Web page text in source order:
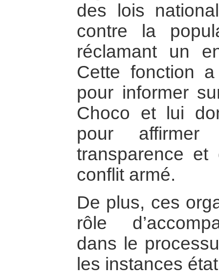
des lois
contre la
réclamant un
Cette fonction
pour informer
Choco et lui
pour
transparence et
conflit armé.
De plus, ces
rôle
dans le
les instances